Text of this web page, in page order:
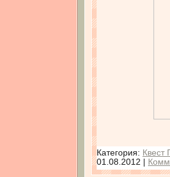
Категория: Квест
01.08.2012 |